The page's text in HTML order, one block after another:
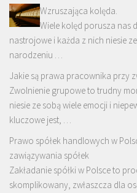
Wzruszająca kolęda.
Wiele kolęd porusza nas
nastrojowe i każda z nich niesie
narodzeniu …
Jakie są prawa pracownika przy
Zwolnienie grupowe to trudny
niesie ze sobą wiele emocji i
kluczowe jest, …
Prawo spółek handlowych w
zawiązywania spółek
Zakładanie spółki w Polsce to
skomplikowany, zwłaszcza dla